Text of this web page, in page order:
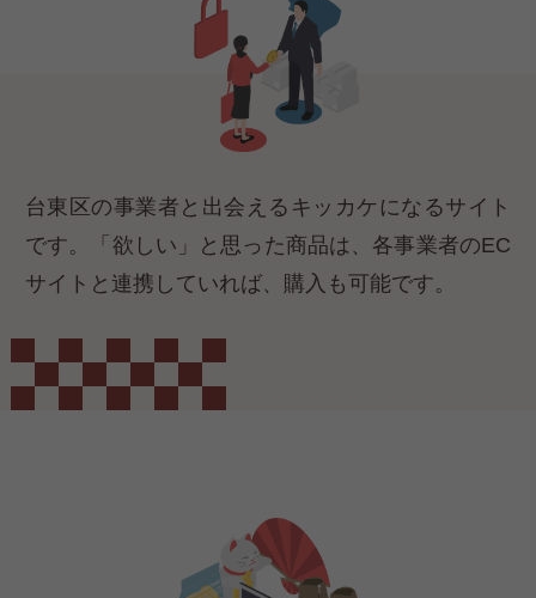
台東区の事業者と出会えるキッカケになるサイト
です。「欲しい」と思った商品は、各事業者のEC
サイトと連携していれば、購入も可能です。​